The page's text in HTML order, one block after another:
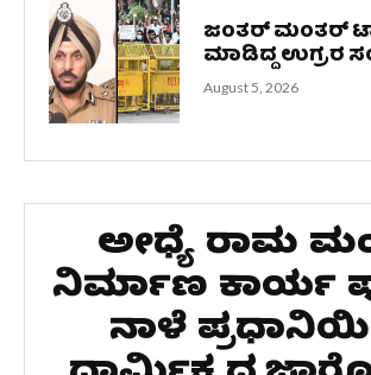
ಜಂತರ್ ಮಂತರ್
ಮಾಡಿದ್ದ ಉಗ್ರರ
August 5, 2026